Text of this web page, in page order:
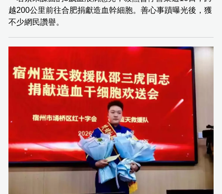
越200公里前往合肥捐獻造血幹細胞。善心事蹟曝光後，獲
不少網民讚譽。